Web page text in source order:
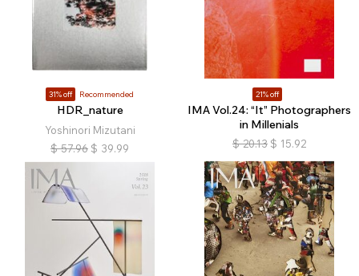
31% off Recommended
HDR_nature
Yoshinori Mizutani
$ 57.96 $ 39.99
21% off
IMA Vol.24: “It” Photographers
in Millenials
$ 20.13 $ 15.92